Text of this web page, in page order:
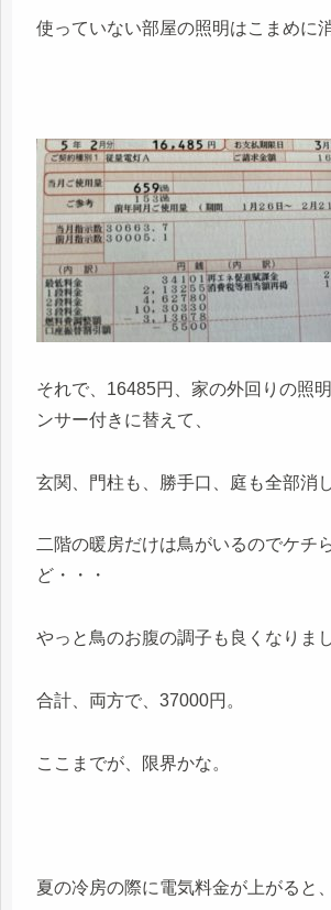
使っていない部屋の照明はこまめに
それで、16485円、家の外回りの照
ンサー付きに替えて、
玄関、門柱も、勝手口、庭も全部消
二階の暖房だけは鳥がいるのでケチ
ど・・・
やっと鳥のお腹の調子も良くなりまし
合計、両方で、37000円。
ここまでが、限界かな。
夏の冷房の際に電気料金が上がると、